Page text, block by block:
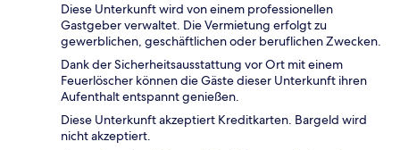
Diese Unterkunft wird von einem professionellen
Gastgeber verwaltet. Die Vermietung erfolgt zu
gewerblichen, geschäftlichen oder beruflichen Zwecken.
Dank der Sicherheitsausstattung vor Ort mit einem
Feuerlöscher können die Gäste dieser Unterkunft ihren
Aufenthalt entspannt genießen.
Diese Unterkunft akzeptiert Kreditkarten. Bargeld wird
nicht akzeptiert.